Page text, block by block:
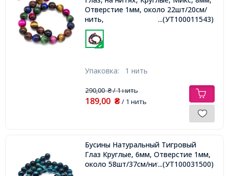
Отверстие 1мм, около 22шт/20см/
нить,
...(УТ100011543)
Упаковка: 1 нить
290,00₴/ 1 нить
189,00 ₴/ 1 нить
Бусины Натуральный Тигровый
Глаз Круглые, 6мм, Отверстие 1мм,
около 58шт/37см/нить,...(УТ100031500)